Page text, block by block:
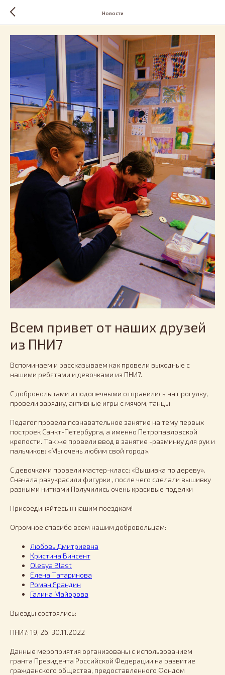
Новости
Всем привет от наших друзей
из ПНИ7
Вспоминаем и рассказываем как провели выходные с
нашими ребятами и девочками из ПНИ7.
С добровольцами и подопечными отправились на прогулку,
провели зарядку, активные игры с мячом, танцы.
Педагог провела познавательное занятие на тему первых
построек Санкт-Петербурга, а именно Петропавловской
крепости. Так же провели ввод в занятие -разминку для рук и
пальчиков: «Мы очень любим свой город».
С девочками провели мастер-класс: «Вышивка по дереву».
Сначала разукрасили фигурки , после чего сделали вышивку
разными нитками Получились очень красивые поделки
Присоединяйтесь к нашим поездкам!
Огромное спасибо всем нашим добровольцам:
Любовь Дмитриевна
Кристина Винсент
Olesya Blast
Елена Татаринова
Роман Ярандин
Галина Майорова
Выезды состоялись:
ПНИ7: 19, 26, 30.11.2022
Данные мероприятия организованы с использованием
гранта Президента Российской Федерации на развитие
гражданского общества, предоставленного Фондом